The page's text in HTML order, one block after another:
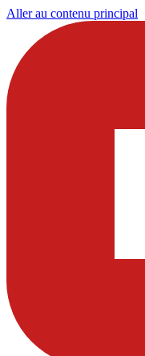
Aller au contenu principal